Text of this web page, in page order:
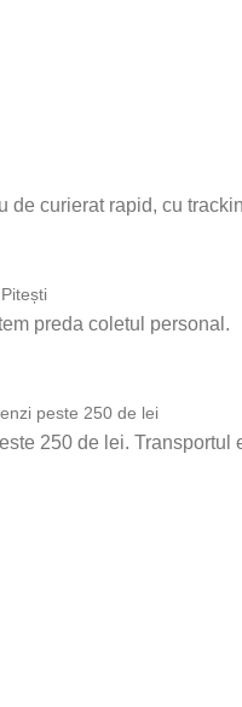
de curierat rapid, cu
preda coletul personal.
peste 250 de lei
250 de lei. Transportul